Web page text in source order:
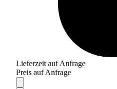
Lieferzeit auf Anfrage
Preis auf Anfrage